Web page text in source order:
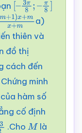
[–3π8;–
π8]
x+ mx+m
a)
thiên và
đồ thị
cách đến
minh
hàm số
cố định
.Cho M là